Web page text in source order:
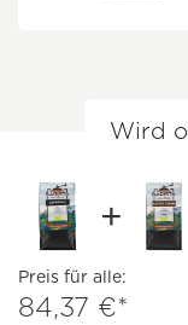
Wird
Preis für alle:
84,37 €*